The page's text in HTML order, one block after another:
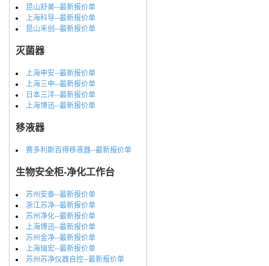
昆山舒美--最新报价单
上海科导--最新报价单
昆山禾创--最新报价单
灭菌器
上海申安--最新报价单
上海三申--最新报价单
日本三洋--最新报价单
上海博迅--最新报价单
移液器
赛多利斯百得移液器--最新报价单
生物安全柜-净化工作台
苏州安泰--最新报价单
浙江苏净--最新报价单
苏州净化--最新报价单
上海博迅--最新报价单
苏州金净--最新报价单
上海瑞宏--最新报价单
苏州苏净仪器自控--最新报价单